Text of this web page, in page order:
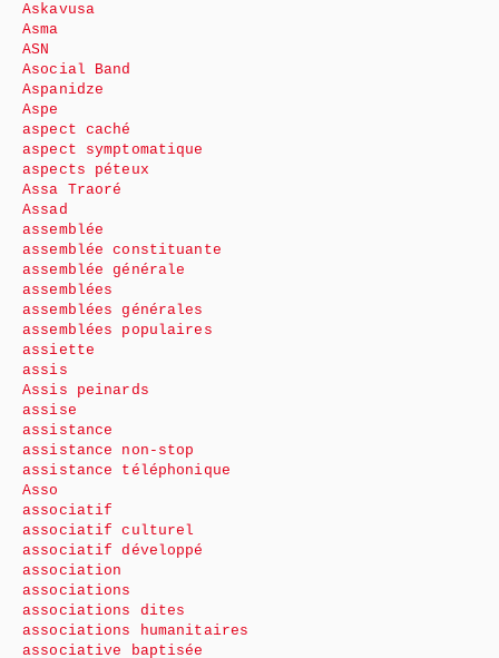
Askavusa
Asma
ASN
Asocial Band
Aspanidze
Aspe
aspect caché
aspect symptomatique
aspects péteux
Assa Traoré
Assad
assemblée
assemblée constituante
assemblée générale
assemblées
assemblées générales
assemblées populaires
assiette
assis
Assis peinards
assise
assistance
assistance non-stop
assistance téléphonique
Asso
associatif
associatif culturel
associatif développé
association
associations
associations dites
associations humanitaires
associative baptisée